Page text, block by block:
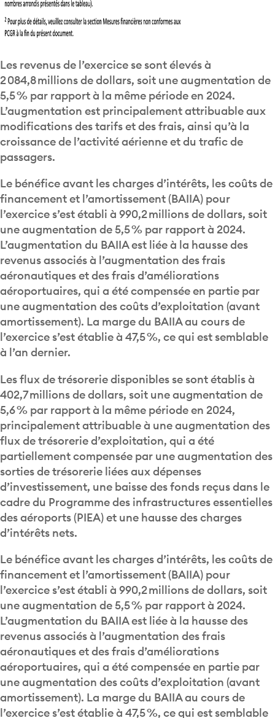
Les revenus de l’exercice se sont élevés à
2 084,8 millions de dollars, soit une augmentation de
5,5 % par rapport à la même période en 2024.
L’augmentation est principalement attribuable aux
modifications des tarifs et des frais, ainsi qu’à la
croissance de l’activité aérienne et du trafic de
passagers.
Le bénéfice avant les charges d’intérêts, les coûts de
financement et l’amortissement (BAIIA) pour
l’exercice s’est établi à 990,2 millions de dollars, soit
une augmentation de 5,5 % par rapport à 2024.
L’augmentation du BAIIA est liée à la hausse des
revenus associés à l’augmentation des frais
aéronautiques et des frais d’améliorations
aéroportuaires, qui a été compensée en partie par
une augmentation des coûts d’exploitation (avant
amortissement). La marge du BAIIA au cours de
l’exercice s’est établie à 47,5 %, ce qui est semblable
à l’an dernier.
Les flux de trésorerie disponibles se sont établis à
402,7 millions de dollars, soit une augmentation de
5,6 % par rapport à la même période en 2024,
principalement attribuable à une augmentation des
flux de trésorerie d’exploitation, qui a été
partiellement compensée par une augmentation des
sorties de trésorerie liées aux dépenses
d’investissement, une baisse des fonds reçus dans le
cadre du Programme des infrastructures essentielles
des aéroports (PIEA) et une hausse des charges
d’intérêts nets.
Le bénéfice avant les charges d’intérêts, les coûts de
financement et l’amortissement (BAIIA) pour
l’exercice s’est établi à 990,2 millions de dollars, soit
une augmentation de 5,5 % par rapport à 2024.
L’augmentation du BAIIA est liée à la hausse des
revenus associés à l’augmentation des frais
aéronautiques et des frais d’améliorations
aéroportuaires, qui a été compensée en partie par
une augmentation des coûts d’exploitation (avant
amortissement). La marge du BAIIA au cours de
l’exercice s’est établie à 47,5 %, ce qui est semblable